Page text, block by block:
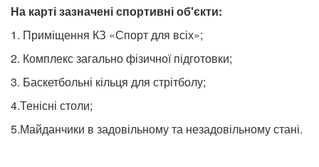
На карті зазначені спортивні об'єкти:
1. Приміщення КЗ «Спорт для всіх»;
2. Комплекс загально фізичної підготовки;
3. Баскетбольні кільця для стрітболу;
4.Тенісні столи;
5.Майданчики в задовільному та незадовільному стані.